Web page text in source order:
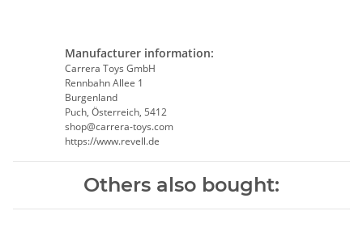
Manufacturer information:
Carrera Toys GmbH
Rennbahn Allee 1
Burgenland
Puch, Österreich, 5412
shop@carrera-toys.com
https://www.revell.de
Others also bought: